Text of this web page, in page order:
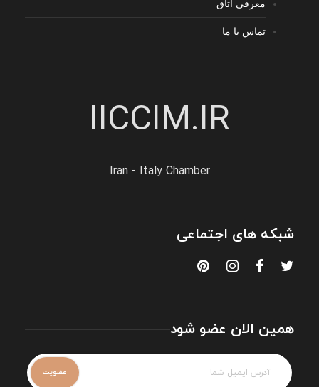
معرفی اتاق
تماس با ما
IICCIM.IR
Iran - Italy Chamber
شبکه های اجتماعی
همین الان عضو شود